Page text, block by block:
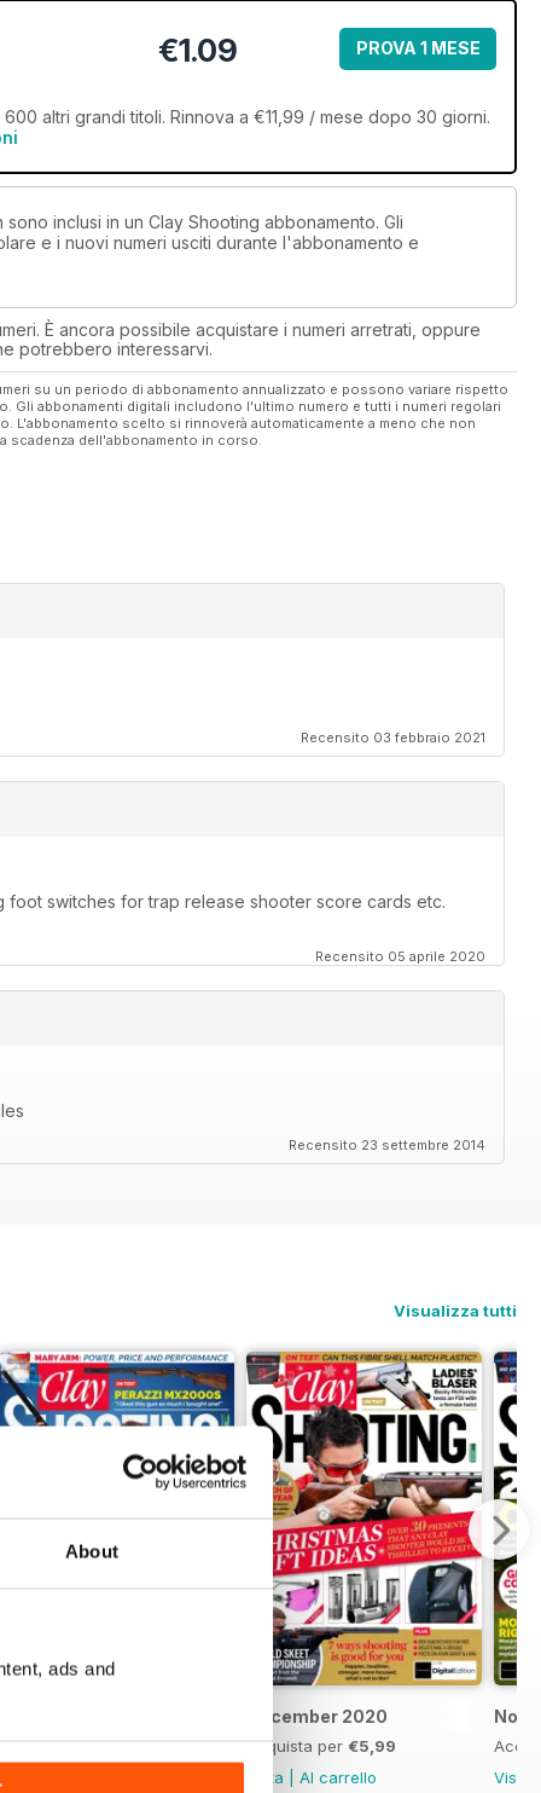
About
ads and
€1.09 PROVA 1 MESE
altri grandi titoli. Rinnova a €11,99 / mese dopo 30 giorni.
inclusi in un Clay Shooting abbonamento. Gli
e i nuovi numeri usciti durante l'abbonamento e
È ancora possibile acquistare i numeri arretrati, oppure
potrebbero interessarvi.
su un periodo di abbonamento annualizzato e possono variare rispetto
abbonamenti digitali includono l'ultimo numero e tutti i numeri regolari
L'abbonamento scelto si rinnoverà automaticamente a meno che non
scadenza dell'abbonamento in corso.
Recensito 03 febbraio 2021
switches for trap release shooter score cards etc.
Recensito 05 aprile 2020
Recensito 23 settembre 2014
Visualizza tutti
Acquista per€5,99
December 2020
Acquista per €5,99
Vista
Al carrello
Vista